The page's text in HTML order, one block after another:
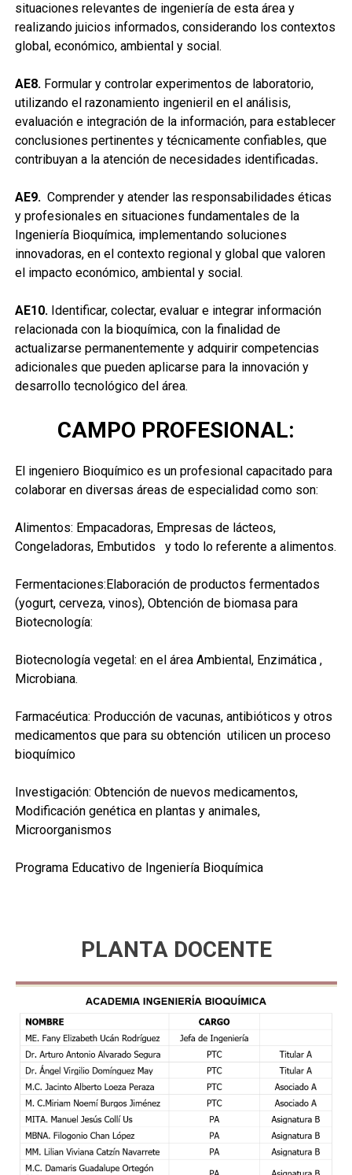
situaciones relevantes de ingeniería de esta área y
realizando juicios informados, considerando los contextos
global, económico, ambiental y social.
AE8. Formular y controlar experimentos de laboratorio,
utilizando el razonamiento ingenieril en el análisis,
evaluación e integración de la información, para establecer
conclusiones pertinentes y técnicamente confiables, que
contribuyan a la atención de necesidades identificadas.
AE9. Comprender y atender las responsabilidades éticas
y profesionales en situaciones fundamentales de la
Ingeniería Bioquímica, implementando soluciones
innovadoras, en el contexto regional y global que valoren
el impacto económico, ambiental y social.
AE10. Identificar, colectar, evaluar e integrar información
relacionada con la bioquímica, con la finalidad de
actualizarse permanentemente y adquirir competencias
adicionales que pueden aplicarse para la innovación y
desarrollo tecnológico del área.
CAMPO PROFESIONAL:
El ingeniero Bioquímico es un profesional capacitado para
colaborar en diversas áreas de especialidad como son:
Alimentos: Empacadoras, Empresas de lácteos,
Congeladoras, Embutidos y todo lo referente a alimentos.
Fermentaciones:Elaboración de productos fermentados
(yogurt, cerveza, vinos), Obtención de biomasa para
Biotecnología:
Biotecnología vegetal: en el área Ambiental, Enzimática ,
Microbiana.
Farmacéutica: Producción de vacunas, antibióticos y otros
medicamentos que para su obtención utilicen un proceso
bioquímico
Investigación:Obtención de nuevos medicamentos,
Modificación genética en plantas y animales,
Microorganismos
Programa Educativo de Ingeniería Bioquímica
PLANTA DOCENTE